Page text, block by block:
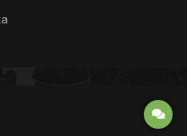
usa net compartilhada)